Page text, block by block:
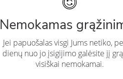
Nemokamas
Jei papuošalas visgi Jums netiko,
dienų nuo jo įsigijimo galėsite jį
visiškai nemokamai.